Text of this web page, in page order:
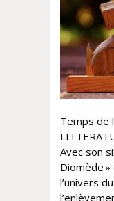
Temps de
Avec son
Diomède
l’univers